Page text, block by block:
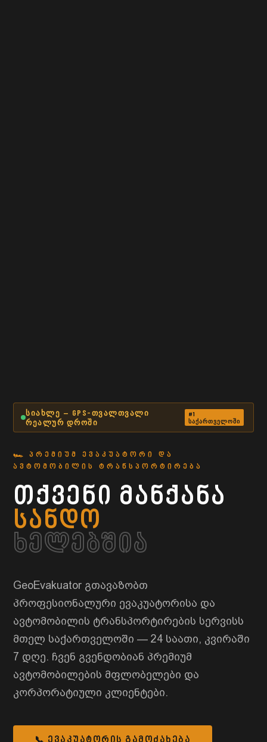
ᲡᲘᲐᲮᲚᲔ — GPS-ᲗᲕᲐᲚᲗᲕᲐᲚᲘ
ᲠᲔᲐᲚᲣᲠ ᲓᲠᲝᲨᲘ
#1
ᲡᲐᲥᲐᲠᲗᲕᲔᲚᲝᲨᲘ
🏎 ᲞᲠᲔᲛᲘᲣᲛ ᲔᲕᲐᲙᲣᲐᲢᲝᲠᲘ ᲓᲐ
ᲐᲕᲢᲝᲛᲝᲑᲘᲚᲘᲡ ᲢᲠᲐᲜᲡᲞᲝᲠᲢᲘᲠᲔᲑᲐ
თქვენი მანქანა
სანდო
ხელებშია
GeoEvakuator გთავაზობთ
პროფესიონალური ევაკუატორისა და
ავტომობილის ტრანსპორტირების სერვისს
მთელ საქართველოში — 24 საათი, კვირაში
7 დღე. ჩვენ გვენდობიან პრემიუმ
ავტომობილების მფლობელები და
კორპორატიული კლიენტები.